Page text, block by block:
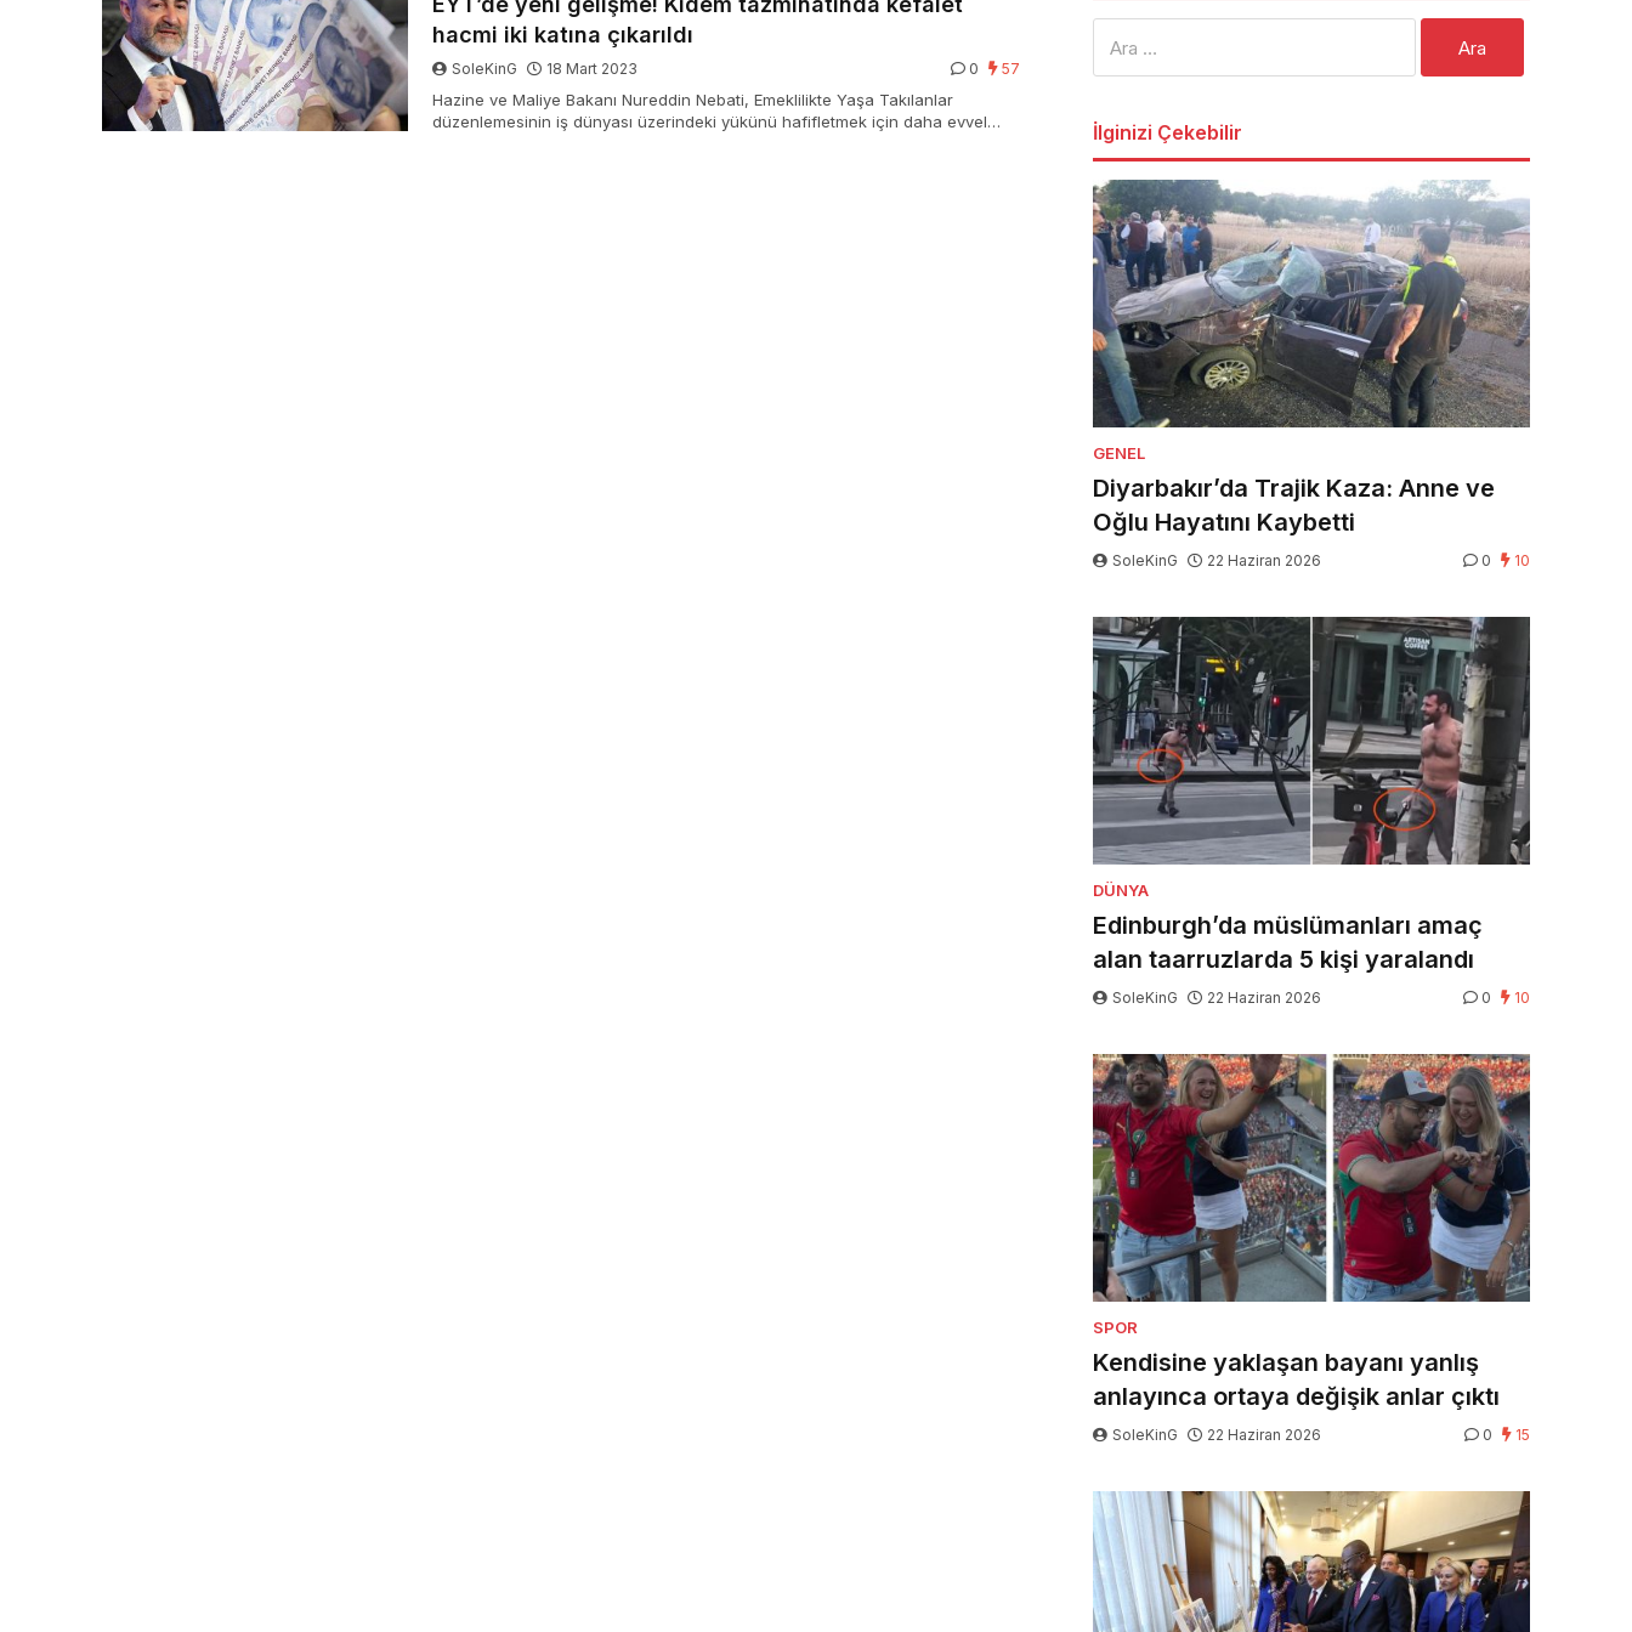
hacmi iki katına çıkarıldı
SoleKinG 18 Mart 2023 0 57
Hazine ve Maliye Bakanı Nureddin Nebati, Emeklilikte Yaşa Takılanlar
düzenlemesinin iş dünyası üzerindeki yükünü hafifletmek için daha evvel
İlginizi Çekebilir
GENEL
Diyarbakır’da Trajik Kaza: Anne ve
Oğlu Hayatını Kaybetti
SoleKinG 22 Haziran 2026 0 10
DÜNYA
Edinburgh’da müslümanları amaç
alan taarruzlarda 5 kişi yaralandı
SoleKinG 22 Haziran 2026 0 10
SPOR
Kendisine yaklaşan bayanı yanlış
anlayınca ortaya değişik anlar çıktı
SoleKinG 22 Haziran 2026 0 15